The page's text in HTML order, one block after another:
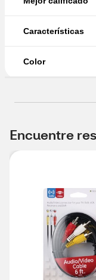
Características
Color
Encuentre